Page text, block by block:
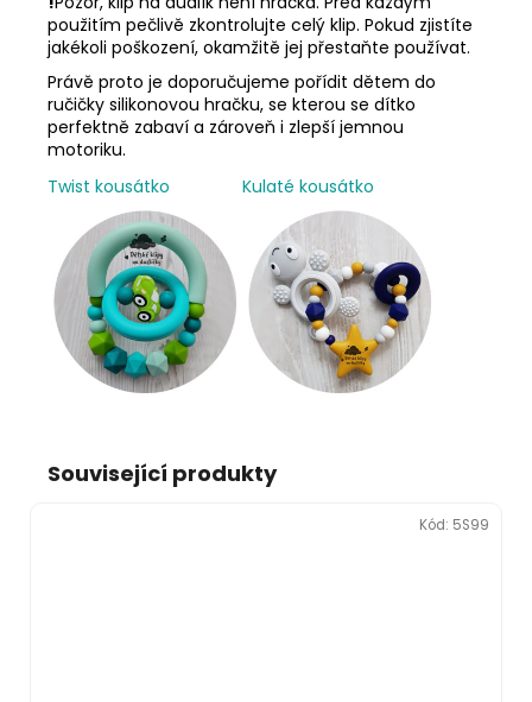
použitím pečlivě zkontrolujte celý klip. Pokud zjistíte
jakékoli poškození, okamžitě jej přestaňte používat.
Právě proto je doporučujeme pořídit dětem do
ručičky silikonovou hračku, se kterou se dítko
perfektně zabaví a zároveň i zlepší jemnou
motoriku.
Twist kousátko
Kulaté kousátko
Související produkty
Kód: 5S99